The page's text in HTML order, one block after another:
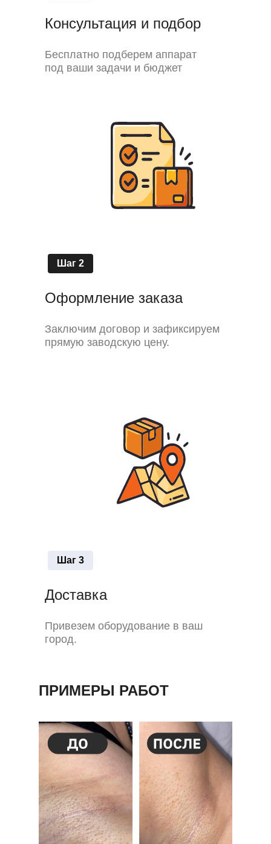
Шаг 3
Привезем оборудование в ваш
город.
Доставка
Шаг 2
Заключим договор и зафиксируем
прямую заводскую цену.
Оформление заказа
Бесплатно подберем аппарат
под ваши задачи и бюджет
Консультация и подбор
ПРИМЕРЫ РАБОТ